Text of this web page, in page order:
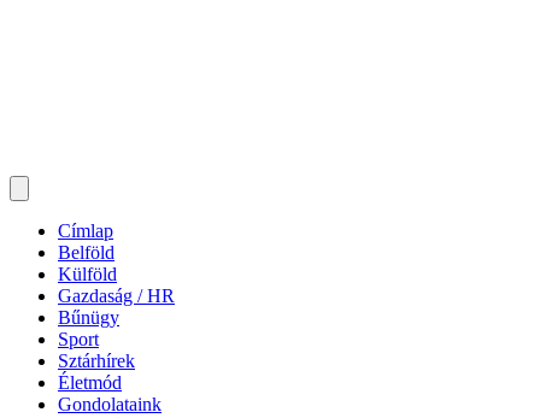
Címlap
Belföld
Külföld
Gazdaság / HR
Bűnügy
Sport
Sztárhírek
Életmód
Gondolataink